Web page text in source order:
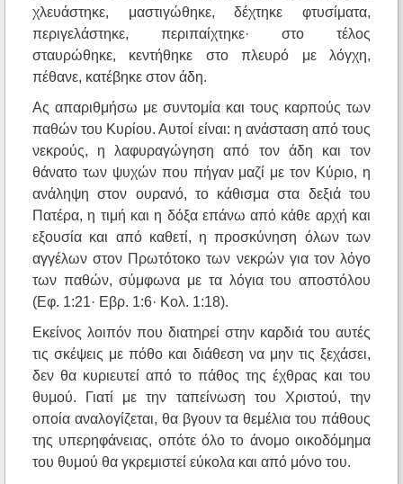
χλευάστηκε, μαστιγώθηκε, δέχτηκε φτυσίματα,
περιγελάστηκε, περιπαίχτηκε· στο τέλος
σταυρώθηκε, κεντήθηκε στο πλευρό με λόγχη,
πέθανε, κατέβηκε στον άδη.
Ας απαριθμήσω με συντομία και τους καρπούς των
παθών του Κυρίου. Αυτοί είναι: η ανάσταση από τους
νεκρούς, η λαφυραγώγηση από τον άδη και τον
θάνατο των ψυχών που πήγαν μαζί με τον Κύριο, η
ανάληψη στον ουρανό, το κάθισμα στα δεξιά του
Πατέρα, η τιμή και η δόξα επάνω από κάθε αρχή και
εξουσία και από καθετί, η προσκύνηση όλων των
αγγέλων στον Πρωτότοκο των νεκρών για τον λόγο
των παθών, σύμφωνα με τα λόγια του αποστόλου
(Εφ. 1:21· Εβρ. 1:6· Κολ. 1:18).
Εκείνος λοιπόν που διατηρεί στην καρδιά του αυτές
τις σκέψεις με πόθο και διάθεση να μην τις ξεχάσει,
δεν θα κυριευτεί από το πάθος της έχθρας και του
θυμού. Γιατί με την ταπείνωση του Χριστού, την
οποία αναλογίζεται, θα βγουν τα θεμέλια του πάθους
της υπερηφάνειας, οπότε όλο το άνομο οικοδόμημα
του θυμού θα γκρεμιστεί εύκολα και από μόνο του.